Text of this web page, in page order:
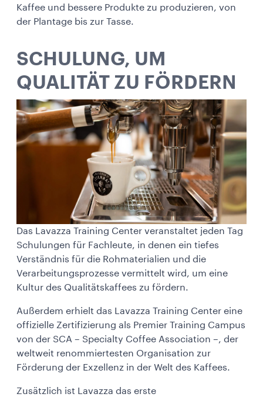
Kaffee und bessere Produkte zu produzieren, von
der Plantage bis zur Tasse.
SCHULUNG, UM
QUALITÄT ZU FÖRDERN
Das Lavazza Training Center veranstaltet jeden Tag
Schulungen für Fachleute, in denen ein tiefes
Verständnis für die Rohmaterialien und die
Verarbeitungsprozesse vermittelt wird, um eine
Kultur des Qualitätskaffees zu fördern.
Außerdem erhielt das Lavazza Training Center eine
offizielle Zertifizierung als Premier Training Campus
von der SCA – Specialty Coffee Association –, der
weltweit renommiertesten Organisation zur
Förderung der Exzellenz in der Welt des Kaffees.
Zusätzlich ist Lavazza das erste